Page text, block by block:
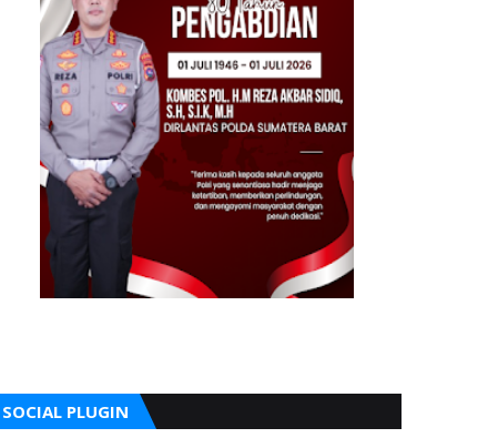
SOCIAL PLUGIN